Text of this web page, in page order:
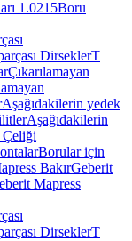
1.0215Boru
DirseklerT
Çıkarılamayan
Aşağıdakilerin yedek
Aşağıdakilerin
Çeliği
Borular için
BakırGeberit
Mapress
DirseklerT